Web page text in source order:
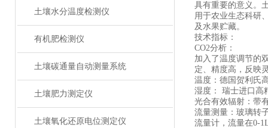
土壤水分温度检测仪
有机肥检测仪
土壤碳通量自动测量系统
土壤肥力测定仪
土壤氧化还原电位测定仪
具有重要的意义。
用于农业生态科研
及水果贮藏。
技术指标：
CO2分析：
加入了温度调节的
定、精度高，反映
温度：德国贺利氏
湿度： 瑞士进口高
光合有效辐射：带
流量测量：玻璃转
流量计，流量在0-